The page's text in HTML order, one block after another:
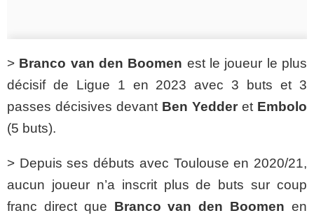
> Branco van den Boomen est le joueur le plus
décisif de Ligue 1 en 2023 avec 3 buts et 3
passes décisives devant Ben Yedder et Embolo
(5 buts).
> Depuis ses débuts avec Toulouse en 2020/21,
aucun joueur n’a inscrit plus de buts sur coup
franc direct que Branco van den Boomen en